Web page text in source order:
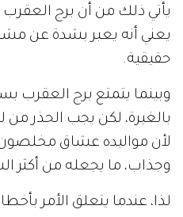
يأتي ذلك من أن برج العقرب
يعني أنه يعبر بشدة عن
حقيقية.
وبينما يتمتع برج العقرب
بالغيرة، لكن يجب الحذر من
لأن مواليده عشاق
وجذاب، ما يجعله من أكثر
لذا، عندما يتعلق الأمر